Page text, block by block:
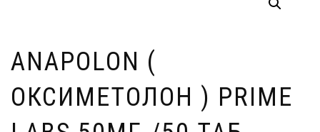
ANAPOLON (
ОКСИМЕТОЛОН ) PRIME